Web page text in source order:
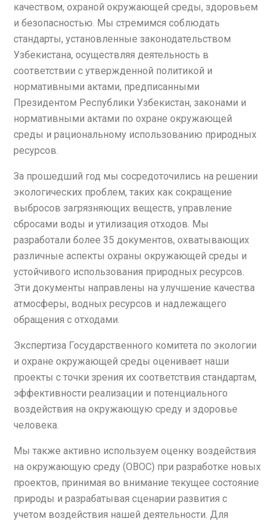
качеством, охраной окружающей среды, здоровьем
и безопасностью. Мы стремимся соблюдать
стандарты, установленные законодательством
Узбекистана, осуществляя деятельность в
соответствии с утвержденной политикой и
нормативными актами, предписанными
Президентом Республики Узбекистан, законами и
нормативными актами по охране окружающей
среды и рациональному использованию природных
ресурсов.
За прошедший год мы сосредоточились на решении
экологических проблем, таких как сокращение
выбросов загрязняющих веществ, управление
сбросами воды и утилизация отходов. Мы
разработали более 35 документов, охватывающих
различные аспекты охраны окружающей среды и
устойчивого использования природных ресурсов.
Эти документы направлены на улучшение качества
атмосферы, водных ресурсов и надлежащего
обращения с отходами.
Экспертиза Государственного комитета по экологии
и охране окружающей среды оценивает наши
проекты с точки зрения их соответствия стандартам,
эффективности реализации и потенциального
воздействия на окружающую среду и здоровье
человека.
Мы также активно используем оценку воздействия
на окружающую среду (ОВОС) при разработке новых
проектов, принимая во внимание текущее состояние
природы и разрабатывая сценарии развития с
учетом воздействия нашей деятельности. Для